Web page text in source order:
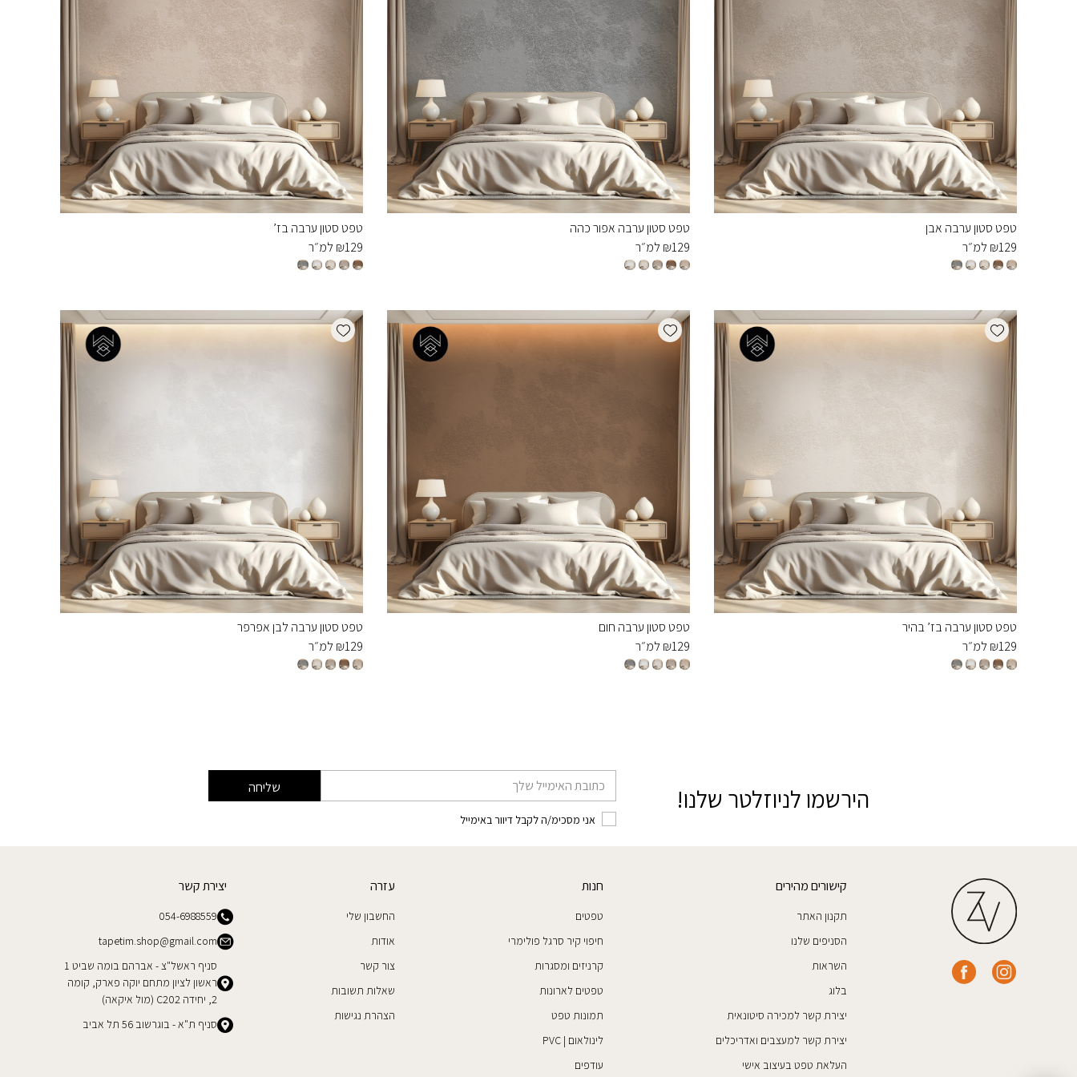
טפט סטון ערבה אבן
₪129 למ״ר
טפט סטון ערבה אפור כהה
₪129 למ״ר
טפט סטון ערבה בז’
₪129 למ״ר
Add wishlist
טפט סטון ערבה בז’ בהיר
₪129 למ״ר
Add wishlist
טפט סטון ערבה חום
₪129 למ״ר
Add wishlist
טפט סטון ערבה לבן אפרפר
₪129 למ״ר
הירשמו לניוזלטר שלנו! שליחה
אני מסכימ/ה לקבל דיוור באימייל
קישורים מהירים
תקנון האתר
הסניפים שלנו
השראות
בלוג
יצירת קשר למכירה סיטונאית
יצירת קשר למעצבים ואדריכלים
העלאת טפט בעיצוב אישי
חנות
טפטים
חיפוי קיר סרגל פולימרי
קרניזים ומסגרות
טפטים לארונות
תמונות טפט
לינולאום | PVC
עודפים
עזרה
החשבון שלי
אודות
צור קשר
שאלות תשובות
הצהרת נגישות
יצירת קשר
054-6988559
tapetim.shop@gmail.com
סניף ראשל"צ - אברהם בומה שביט 1
ראשון לציון מתחם יוקה פארק, קומה
2, יחידה C202 (מול איקאה)
סניף ת"א - בוגרשוב 56 תל אביב